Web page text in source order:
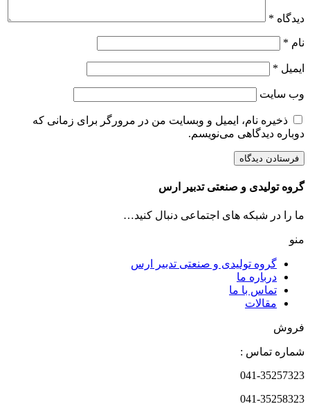
دیدگاه *
نام *
ایمیل *
وب‌ سایت
ذخیره نام، ایمیل و وبسایت من در مرورگر برای زمانی که
دوباره دیدگاهی می‌نویسم.
گروه تولیدی و صنعتی تدبیر ارس
ما را در شبکه های اجتماعی دنبال کنید…
منو
گروه تولیدی و صنعتی تدبیر ارس
درباره ما
تماس با ما
مقالات
فروش
شماره تماس :
041-35257323
041-35258323